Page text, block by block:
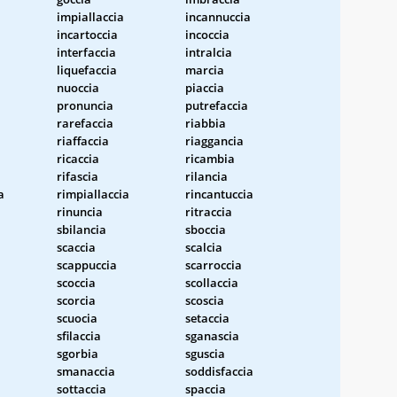
impiallaccia
incannuccia
incartoccia
incoccia
interfaccia
intralcia
liquefaccia
marcia
nuoccia
piaccia
pronuncia
putrefaccia
rarefaccia
riabbia
riaffaccia
riaggancia
ricaccia
ricambia
rifascia
rilancia
rimpiallaccia
rincantuccia
rinuncia
ritraccia
sbilancia
sboccia
scaccia
scalcia
scappuccia
scarroccia
scoccia
scollaccia
scorcia
scoscia
scuocia
setaccia
sfilaccia
sganascia
sgorbia
sguscia
smanaccia
soddisfaccia
sottaccia
spaccia